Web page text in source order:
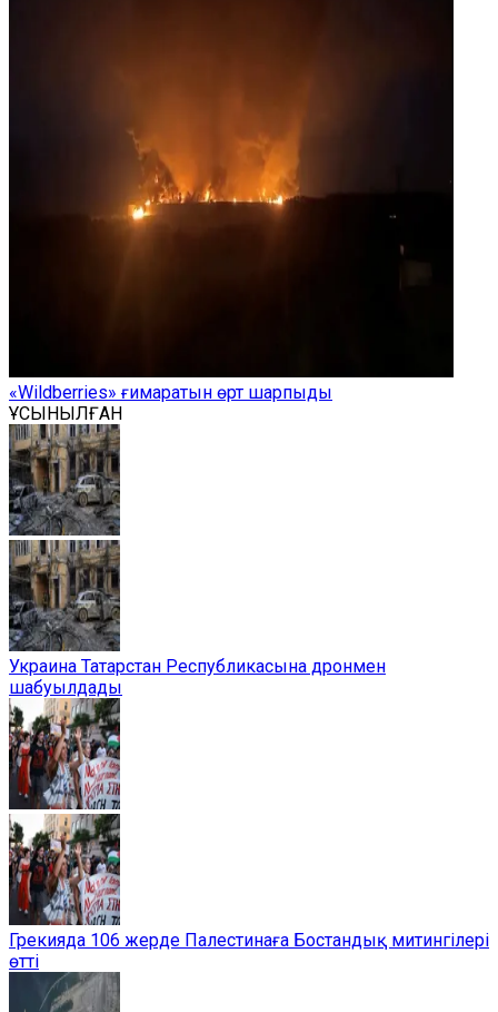
«Wildberries» ғимаратын өрт шарпыды
ҰСЫНЫЛҒАН
Украина Татарстан Республикасына дронмен
шабуылдады
Грекияда 106 жерде Палестинаға Бостандық митингілері
өтті